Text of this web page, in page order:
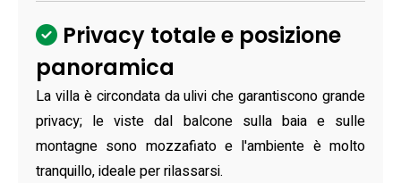
Privacy totale e posizione
panoramica
La villa è circondata da ulivi che garantiscono grande
privacy; le viste dal balcone sulla baia e sulle
montagne sono mozzafiato e l'ambiente è molto
tranquillo, ideale per rilassarsi.